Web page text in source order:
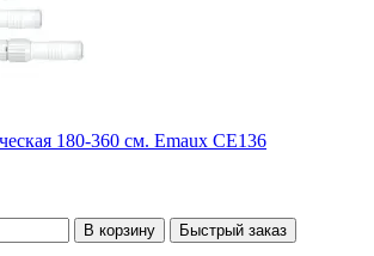
180-360 см. Emaux CE136
В корзину Быстрый заказ